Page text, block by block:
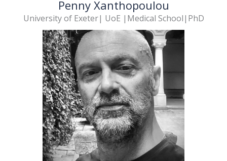
Penny Xanthopoulou
University of Exeter| UoE |Medical School|PhD